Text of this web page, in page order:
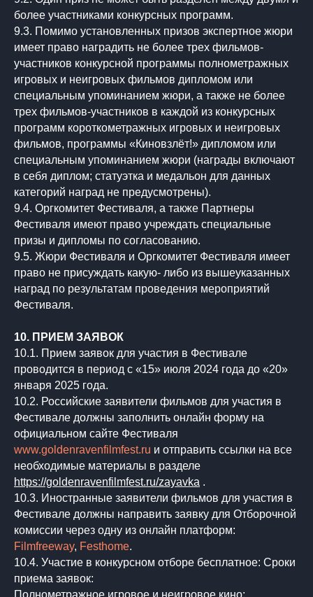
более участниками конкурсных программ.
9.3. Помимо установленных призов экспертное жюри
имеет право наградить не более трех фильмов-
участников конкурсной программы полнометражных
игровых и неигровых фильмов дипломом или
специальным упоминанием жюри, а также не более
трех фильмов-участников в каждой из конкурсных
программ короткометражных игровых и неигровых
фильмов, программы «Киновзлёт!» дипломом или
специальным упоминанием жюри (награды включают
в себя диплом; статуэтка и медальон для данных
категорий наград не предусмотрены).
9.4. Оргкомитет Фестиваля, а также Партнеры
Фестиваля имеют право учреждать специальные
призы и дипломы по согласованию.
9.5. Жюри Фестиваля и Оргкомитет Фестиваля имеет
право не присуждать какую- либо из вышеуказанных
наград по результатам проведения мероприятий
Фестиваля.
10. ПРИЕМ ЗАЯВОК
10.1. Прием заявок для участия в Фестивале
проводится в период с «15» июля 2024 года до «20»
января 2025 года.
10.2. Российские заявители фильмов для участия в
Фестивале должны заполнить онлайн форму на
официальном сайте Фестиваля
www.goldenravenfilmfest.ru и отправить ссылки на все
необходимые материалы в разделе
https://goldenravenfilmfest.ru/zayavka .
10.3. Иностранные заявители фильмов для участия в
Фестивале должны направить заявку для Отборочной
комиссии через одну из онлайн платформ:
Filmfreeway, Festhome.
10.4. Участие в конкурсном отборе бесплатное: Сроки
приема заявок:
Полнометражное игровое и неигровое кино: